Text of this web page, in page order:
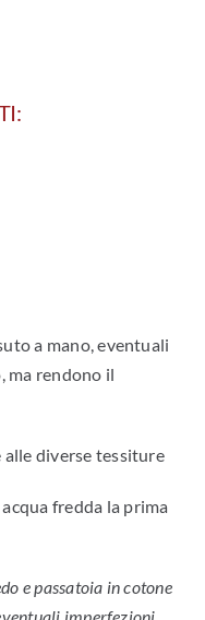
a mano, eventuali
ma rendono il
alle diverse tessiture
fredda la prima
e passatoia in cotone